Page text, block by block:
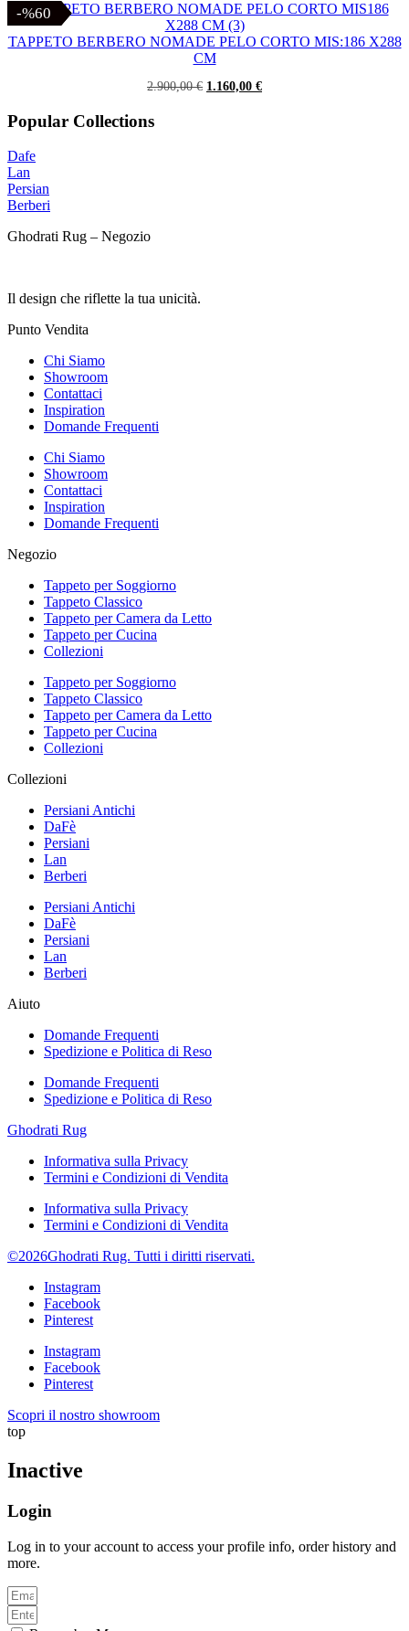
originale
era:
2.100,00 €.
attuale
840,00 €.
-%60
-%60
TAPPETO BERBERO NOMADE PELO CORTO MIS:186 X288
CM
2.900,00€ Il1.160,00 €Il
Popular Collections
Dafe
Lan
Persian
Berberi
Ghodrati Rug – Negozio
Il design che riflette la tua unicità.
Punto Vendita
Chi Siamo
Showroom
Contattaci
Inspiration
Domande Frequenti
Chi Siamo
Showroom
Contattaci
Inspiration
Domande Frequenti
Negozio
Tappeto per Soggiorno
Tappeto Classico
Tappeto per Camera da Letto
Tappeto per Cucina
Collezioni
Tappeto per Soggiorno
Tappeto Classico
Tappeto per Camera da Letto
Tappeto per Cucina
Collezioni
Collezioni
Persiani Antichi
DaFè
Persiani
Lan
Berberi
Persiani Antichi
DaFè
Persiani
Lan
Berberi
Aiuto
Domande Frequenti
Spedizione e Politica di Reso
Domande Frequenti
Spedizione e Politica di Reso
Ghodrati Rug
Informativa sulla Privacy
Termini e Condizioni di Vendita
Informativa sulla Privacy
Termini e Condizioni di Vendita
©2026Ghodrati Rug. Tutti i diritti riservati.
Instagram
Facebook
Pinterest
Instagram
Facebook
Pinterest
Scopri il nostro showroom
top
Inactive
Login
Log in to your account to access your profile info, order history and
more.